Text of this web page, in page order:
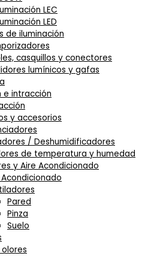
LEC
LED
de iluminación
casquillos y conectores
lumínicos y gafas
e intracción
y accesorios
/ Deshumidificadores
de temperatura y humedad
y Aire Acondicionado
Pared
Pinza
Suelo